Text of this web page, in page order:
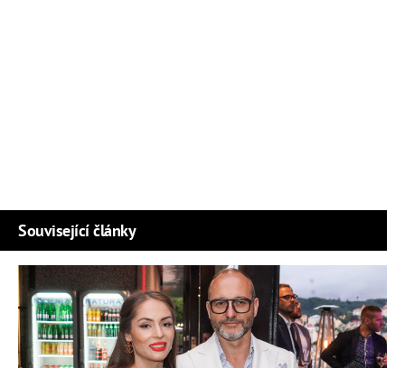
Související články